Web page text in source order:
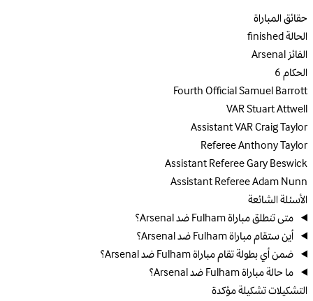
حقائق المباراة
الحالةfinished
الفائزArsenal
الحكام6
Fourth OfficialSamuel Barrott
VARStuart Attwell
Assistant VARCraig Taylor
RefereeAnthony Taylor
Assistant RefereeGary Beswick
Assistant RefereeAdam Nunn
الأسئلة الشائعة
متى تنطلق مباراة Fulham ضد Arsenal؟
أين ستقام مباراة Fulham ضد Arsenal؟
ضمن أي بطولة تقام مباراة Fulham ضد Arsenal؟
ما حالة مباراة Fulham ضد Arsenal؟
التشكيلاتتشكيلة مؤكدة